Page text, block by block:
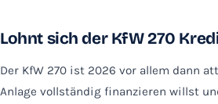
Lohnt sich der KfW 270
Der KfW 270 ist 2026 vor allem dann
Anlage vollständig finanzieren willst